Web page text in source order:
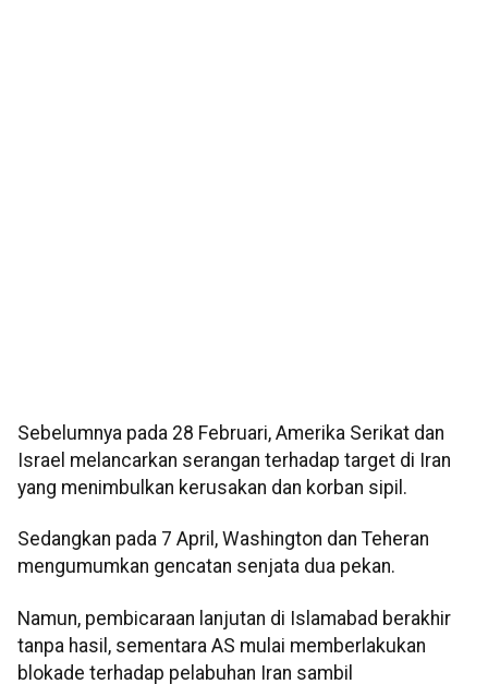
Sebelumnya pada 28 Februari, Amerika Serikat dan
Israel melancarkan serangan terhadap target di Iran
yang menimbulkan kerusakan dan korban sipil.
Sedangkan pada 7 April, Washington dan Teheran
mengumumkan gencatan senjata dua pekan.
Namun, pembicaraan lanjutan di Islamabad berakhir
tanpa hasil, sementara AS mulai memberlakukan
blokade terhadap pelabuhan Iran sambil